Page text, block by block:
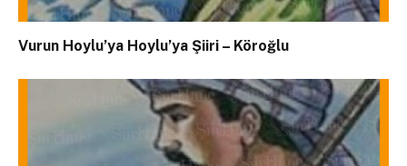
Vurun Hoylu’ya Hoylu’ya Şiiri – Köroğlu